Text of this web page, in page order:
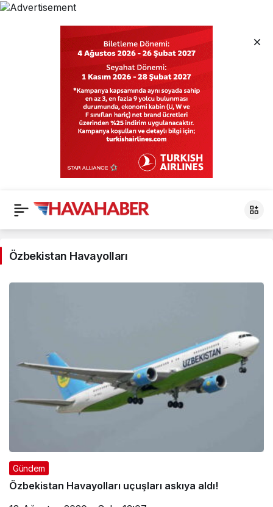
Özbekistan
Havayolları
Haberleri
Özbekistan Havayolları
Gündem
Özbekistan Havayolları uçuşları askıya aldı!